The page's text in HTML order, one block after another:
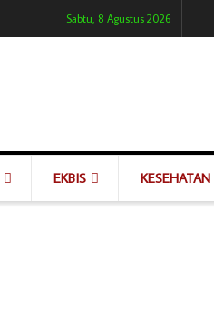
Sabtu, 8 Agustus 2026
EKBIS KESEHATAN